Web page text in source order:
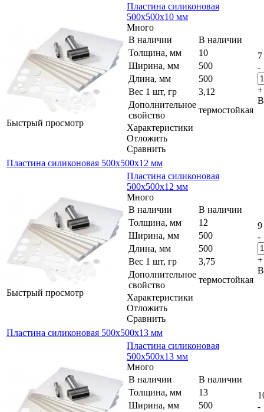
Быстрый просмотр
Пластина силиконовая
500x500x10 мм
Много
В наличии
В наличии
Толщина, мм
10
Ширина, мм
500
Длина, мм
500
Вес 1 шт, гр
3,12
Дополнительное
свойство
термостойкая
Характеристики
Отложить
Сравнить
-
+
В
Пластина силиконовая 500x500x12 мм
Быстрый просмотр
Пластина силиконовая
500x500x12 мм
Много
В наличии
В наличии
Толщина, мм
12
Ширина, мм
500
Длина, мм
500
Вес 1 шт, гр
3,75
Дополнительное
свойство
термостойкая
Характеристики
Отложить
Сравнить
9
-
+
В
Пластина силиконовая 500x500x13 мм
Пластина силиконовая
500x500x13 мм
Много
В наличии
В наличии
Толщина, мм
13
Ширина, мм
500
-